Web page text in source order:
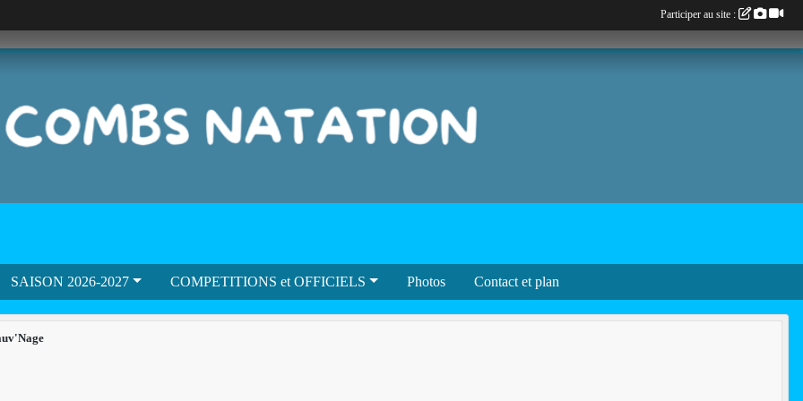
SAISON 2026-2027 COMPETITIONS et OFFICIELS Photos Contact et plan
Participer au site :